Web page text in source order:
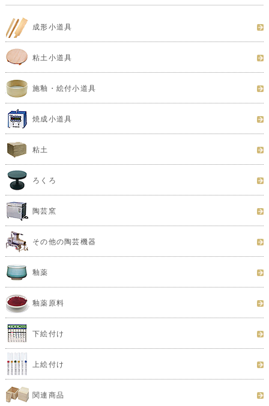
成形小道具
粘土小道具
施釉・絵付小道具
焼成小道具
粘土
ろくろ
陶芸窯
その他の陶芸機器
釉薬
釉薬原料
下絵付け
上絵付け
関連商品